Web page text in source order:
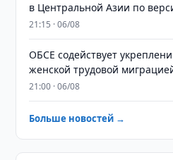
в Центральной Азии по
21:15 · 06/08
ОБСЕ содействует
женской трудовой
21:00 · 06/08
Больше новостей →